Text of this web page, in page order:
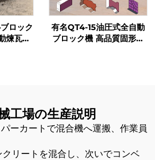
ロック
煉瓦製
有名QT4-15油圧式全自動
ブロック機 高品質固形煉
工場の生産説明
ーカートで混合機へ運搬、作業員
リートを混合し、次いでコンベ